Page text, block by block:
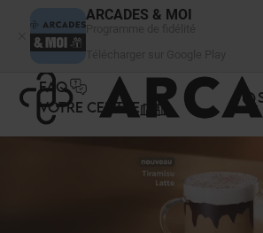
ARCADES & MOI
FAQ
VOTRE CENTRE
Panneau de gestion des cookies